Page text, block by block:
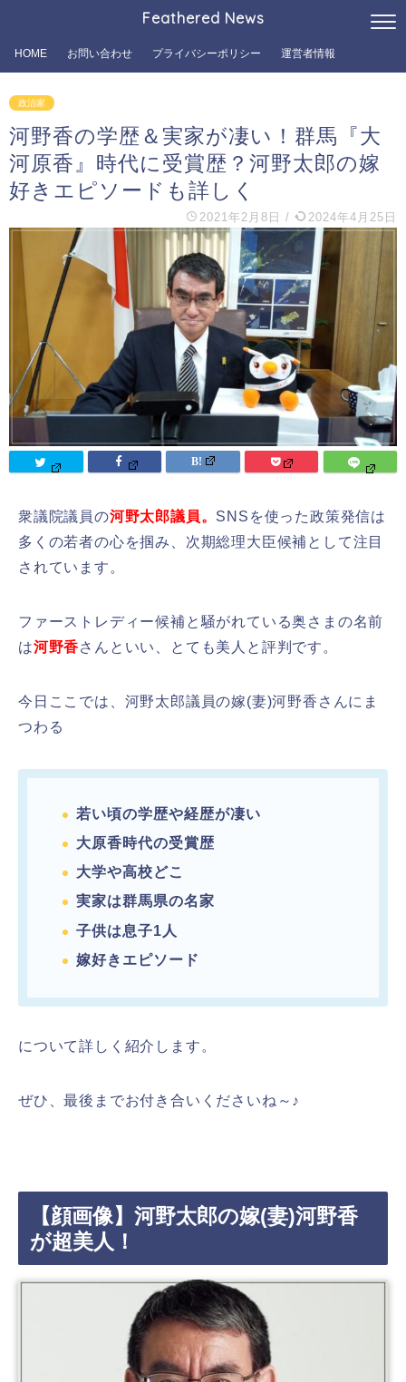
Feathered News
HOME お問い合わせ プライバシーポリシー 運営者情報
政治家
河野香の学歴＆実家が凄い！群馬『大
河原香』時代に受賞歴？河野太郎の嫁
好きエピソードも詳しく
2021年2月8日 / 2024年4月25日
衆議院議員の河野太郎議員。 SNSを使った政策発信は
多くの若者の心を掴み、次期総理大臣候補として注目
されています。
ファーストレディー候補と騒がれている奥さまの名前
は河野香さんといい、とても美人と評判です。
今日ここでは、河野太郎議員の嫁(妻)河野香さんにま
つわる
若い頃の学歴や経歴が凄い
大原香時代の受賞歴
大学や高校どこ
実家は群馬県の名家
子供は息子1人
嫁好きエピソード
について詳しく紹介します。
ぜひ、最後までお付き合いくださいね～♪
【顔画像】河野太郎の嫁(妻)河野香
が超美人！